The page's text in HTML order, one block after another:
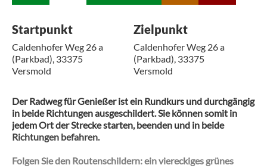
Startpunkt
Caldenhofer Weg 26 a
(Parkbad), 33375
Versmold
Zielpunkt
Caldenhofer Weg 26 a
(Parkbad), 33375
Versmold
Der Radweg für Genießer ist ein Rundkurs und durchgängig
in beide Richtungen ausgeschildert. Sie können somit in
jedem Ort der Strecke starten, beenden und in beide
Richtungen befahren.
Folgen Sie den Routenschildern: ein viereckiges grünes